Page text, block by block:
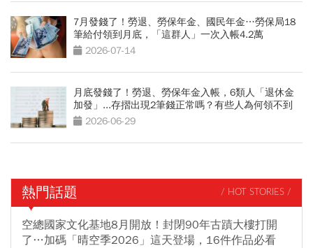
7月發錢了！勞退、勞保年金、國民年金…勞保局18
筆給付領到月底，「這群人」一次入帳4.2萬
2026-07-14
月底發錢了！勞退、勞保年金入帳，6類人「退休金
加發」...存摺出現2筆錢正常嗎？有些人為何領不到
2026-06-29
熱門話題 / HOT STORIES /
空總國家文化基地8月開放！封閉90年古蹟大樓打開
了…加碼「晴空季2026」這天登場，16件作品必看